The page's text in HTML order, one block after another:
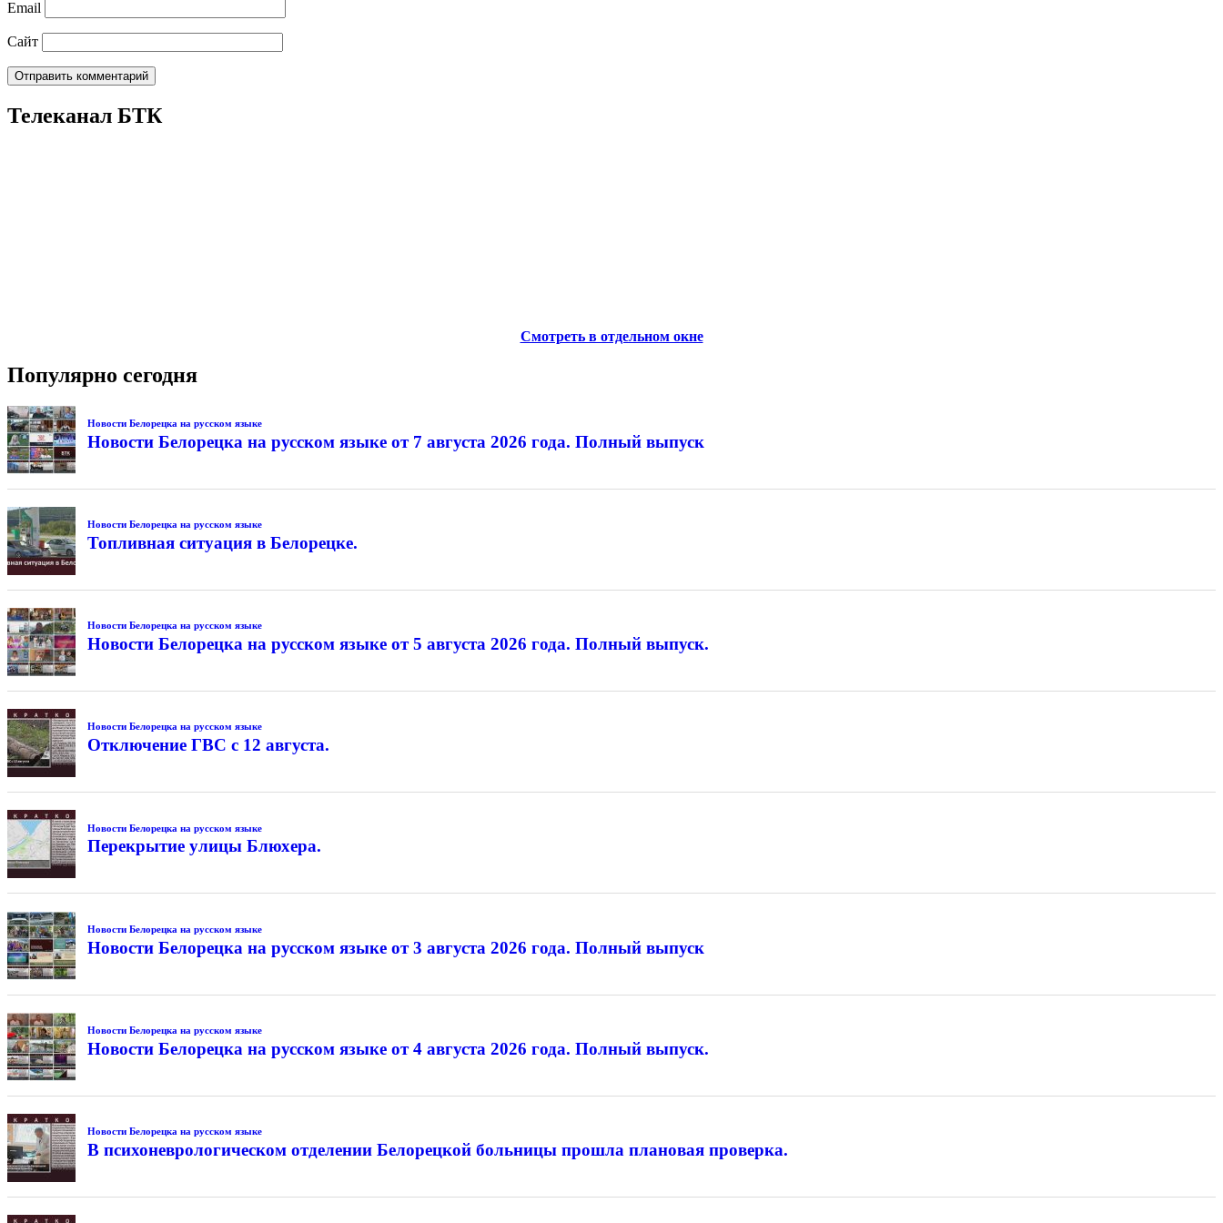
Email
Сайт
Телеканал БТК
Смотреть в отдельном окне
Популярно сегодня
Новости Белорецка на русском языке
Новости Белорецка на русском языке от 7 августа 2026 года. Полный выпуск
Новости Белорецка на русском языке
Топливная ситуация в Белорецке.
Новости Белорецка на русском языке
Новости Белорецка на русском языке от 5 августа 2026 года. Полный выпуск.
Новости Белорецка на русском языке
Отключение ГВС с 12 августа.
Новости Белорецка на русском языке
Перекрытие улицы Блюхера.
Новости Белорецка на русском языке
Новости Белорецка на русском языке от 3 августа 2026 года. Полный выпуск
Новости Белорецка на русском языке
Новости Белорецка на русском языке от 4 августа 2026 года. Полный выпуск.
Новости Белорецка на русском языке
В психоневрологическом отделении Белорецкой больницы прошла плановая проверка.